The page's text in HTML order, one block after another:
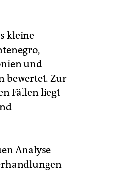
kleine
und
bewertet. Zur
Fällen liegt
Analyse